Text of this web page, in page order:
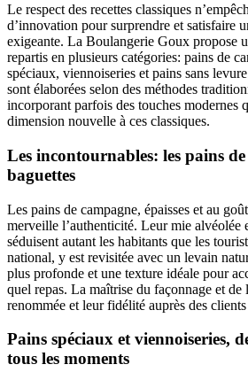
Le respect des recettes classiques
d’innovation pour surprendre et satisfaire
exigeante. La Boulangerie Goux propose
repartis en plusieurs catégories: pains de
spéciaux, viennoiseries et pains sans
sont élaborées selon des méthodes
incorporant parfois des touches modernes
dimension nouvelle à ces classiques.
Les incontournables: les pains
baguettes
Les pains de campagne, épaisses et au
merveille l’authenticité. Leur mie alvéolée
séduisent autant les habitants que les
national, y est revisitée avec un levain
plus profonde et une texture idéale pour
quel repas. La maîtrise du façonnage et de
renommée et leur fidélité auprès des
Pains spéciaux et viennoiseries,
tous les moments